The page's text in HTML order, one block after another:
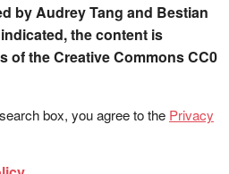
by Audrey Tang and Bestian
the content is
of the Creative Commons CC0
box, you agree to the Privacy